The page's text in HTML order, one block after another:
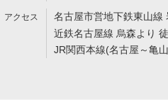
名古屋市営地下鉄東山線
近鉄名古屋線 烏森より
JR関西本線(名古屋～亀